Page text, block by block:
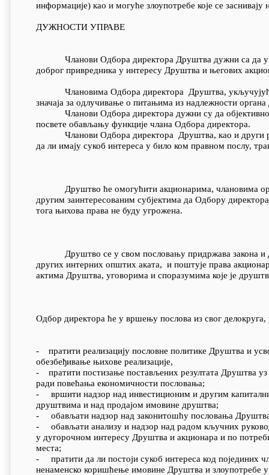
информације) као и могуће злоупотребе које се
ДУЖНОСТИ УПРАВЕ
Чланови Одбора директора Друштва дужни са да у
доброг привредника у интересу Друштва и његових
Члановима Одбора директора Друштва, укључујући
значаја за одлучивање о питањима из надлежности
Чланови Одбора директора дужни су да објективно и
посвете обављању функције члана Одбора директора.
Чланови Одбора директора Друштва, као и други
да ли имају сукоб интереса у било ком правном послу,
Друштво ће омогућити акционарима, члановима
другим заинтересованим субјектима да Одбору
тога њихова права не буду угрожена.
Друштво се у свом пословању придржава закона и
других интерних општих аката, и поштује права
актима Друштва, уговорима и споразумима које је
Одбор директора ће у вршењу послова из свог
- пратити реализацију пословне политике Друштва и
обезбеђивање њихове реализације,
- пратити постизање постављених резултата Друштва
ради повећања економичности пословања;
- вршити надзор над инвестиционим и другим
друштвима и над продајом имовине друштва;
- обављати надзор над законитошћу пословања
- обављати анализу и надзор над радом кључних
у дугорочном интересу Друштва и акционара и по
места;
- пратити да ли постоји сукоб интереса код појединих
ненаменско коришћење имовине Друштва и злоупотребе